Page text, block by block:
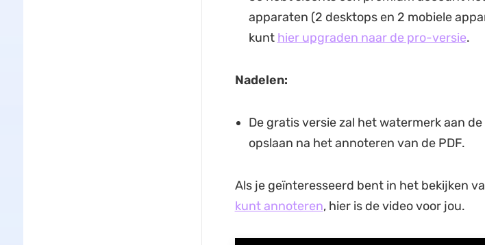
apparaten (2 desktops en 2 mobiele
kunt hier upgraden naar de pro-versie.
Nadelen:
De gratis versie zal het watermerk aan
opslaan na het annoteren van de PDF.
Als je geïnteresseerd bent in het bekijken
kunt annoteren, hier is de video voor jou.